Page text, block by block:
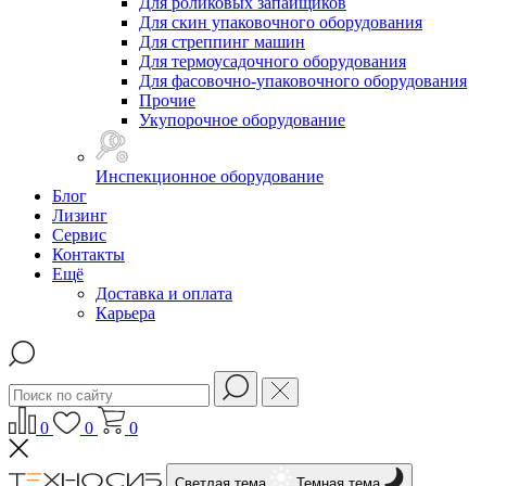
Для скин упаковочного оборудования
Для стреппинг машин
Для термоусадочного оборудования
Для фасовочно-упаковочного оборудования
Прочие
Укупорочное оборудование
Инспекционное оборудование
Блог
Лизинг
Сервис
Контакты
Ещё
Доставка и оплата
Карьера
0 0 0